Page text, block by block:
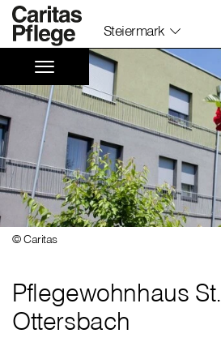
Steiermark
© Caritas
Pflegewohnhaus
Ottersbach